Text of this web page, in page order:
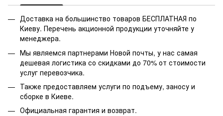
Доставка на большинство товаров БЕСПЛАТНАЯ по
Киеву. Перечень акционной продукции уточняйте у
менеджера.
Мы являемся партнерами Новой почты, у нас самая
дешевая логистика со скидками до 70% от стоимости
услуг перевозчика.
Также предоставляем услуги по подъему, заносу и
сборке в Киеве.
Официальная гарантия и возврат.